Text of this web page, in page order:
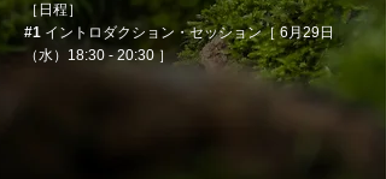
［日程］
#1 イントロダクション・セッション［ 6月29日
（水）18:30 - 20:30 ］